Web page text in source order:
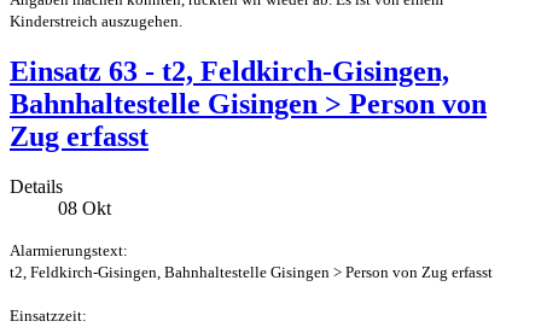
Kinderstreich auszugehen.
Einsatz 63 - t2, Feldkirch-Gisingen,
Bahnhaltestelle Gisingen > Person von
Zug erfasst
Details
08 Okt
Alarmierungstext:
t2, Feldkirch-Gisingen, Bahnhaltestelle Gisingen > Person von Zug erfasst
Einsatzzeit: